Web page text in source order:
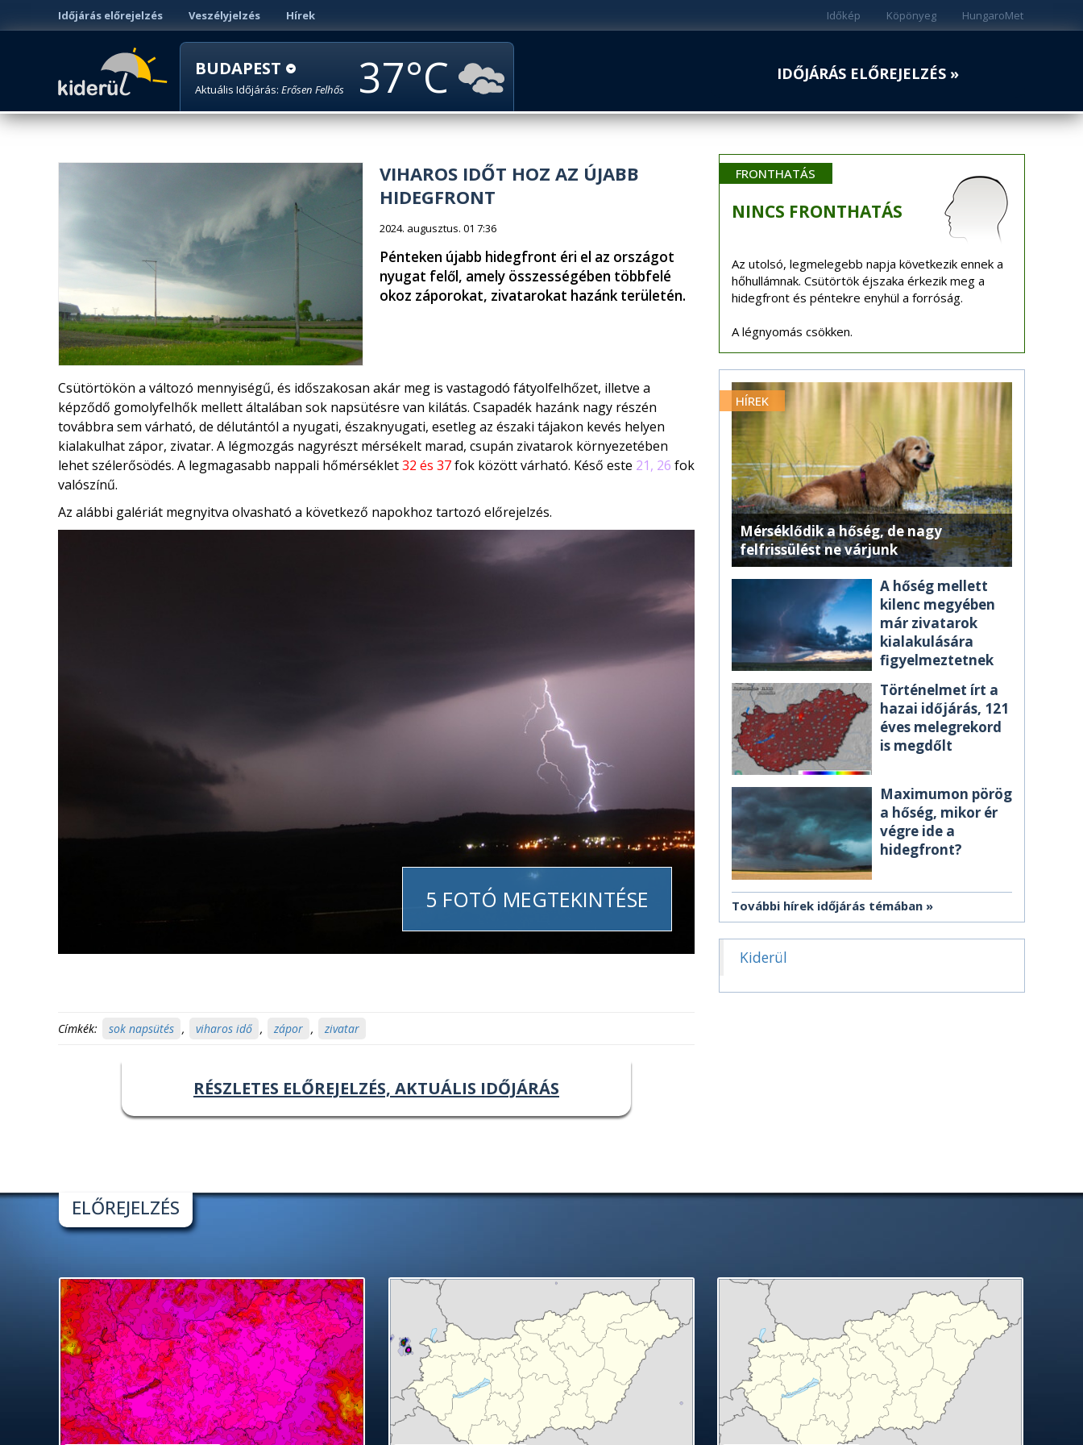
Időjárás előrejelzés Veszélyjelzés Hírek HungaroMet
Köpönyeg
Időkép
BUDAPEST
Aktuális Időjárás: Erősen Felhős 37 IDŐJÁRÁS ELŐREJELZÉS »
VIHAROS IDŐT HOZ AZ ÚJABB
HIDEGFRONT
2024. augusztus. 01 7:36
Pénteken újabb hidegfront éri el az országot
nyugat felől, amely összességében többfelé
okoz záporokat, zivatarokat hazánk területén.
Csütörtökön a változó mennyiségű, és időszakosan akár meg is vastagodó fátyolfelhőzet, illetve a
képződő gomolyfelhők mellett általában sok napsütésre van kilátás. Csapadék hazánk nagy részén
továbbra sem várható, de délutántól a nyugati, északnyugati, esetleg az északi tájakon kevés helyen
kialakulhat zápor, zivatar. A légmozgás nagyrészt mérsékelt marad, csupán zivatarok környezetében
lehet szélerősödés. A legmagasabb nappali hőmérséklet32 és 37fok között várható. Késő este 21, 26 fok
valószínű.
Az alábbi galériát megnyitva olvasható a következő napokhoz tartozó előrejelzés.
5 FOTÓ MEGTEKINTÉSE
Címkék: sok napsütés , viharos idő , zápor , zivatar
RÉSZLETES ELŐREJELZÉS, AKTUÁLIS IDŐJÁRÁS
FRONTHATÁS
NINCS FRONTHATÁS
Az utolsó, legmelegebb napja következik ennek a
hőhullámnak. Csütörtök éjszaka érkezik meg a
hidegfront és péntekre enyhül a forróság.
A légnyomás csökken.
HÍREK
Mérséklődik a hőség, de nagy
felfrissülést ne várjunk
A hőség mellett
kilenc megyében
már zivatarok
kialakulására
figyelmeztetnek
Történelmet írt a
hazai időjárás, 121
éves melegrekord
is megdőlt
Maximumon pörög
a hőség, mikor ér
végre ide a
hidegfront?
További hírek időjárás témában
Kiderül
ELŐREJELZÉS